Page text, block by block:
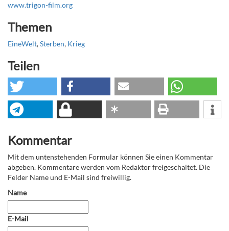
www.trigon-film.org
Themen
EineWelt,Sterben, Krieg
Teilen
Kommentar
Mit dem untenstehenden Formular können Sie einen Kommentar
abgeben. Kommentare werden vom Redaktor freigeschaltet. Die
Felder Name und E-Mail sind freiwillig.
Name
E-Mail